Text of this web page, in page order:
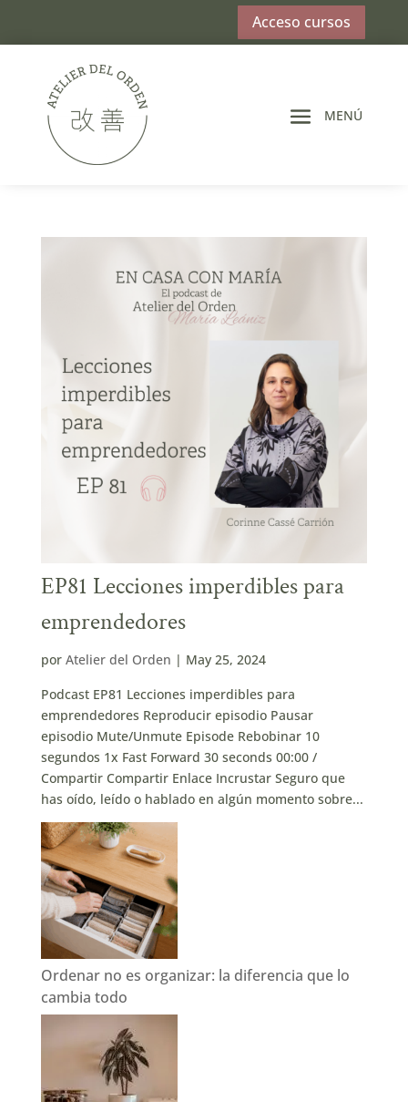
Acceso cursos
EP81 Lecciones imperdibles para
emprendedores
por Atelier del Orden | May 25, 2024
Podcast EP81 Lecciones imperdibles para
emprendedores Reproducir episodio Pausar
episodio Mute/Unmute Episode Rebobinar 10
segundos 1x Fast Forward 30 seconds 00:00 /
Compartir Compartir Enlace Incrustar Seguro que
has oído, leído o hablado en algún momento sobre...
Ordenar no es organizar: la diferencia que lo
cambia todo